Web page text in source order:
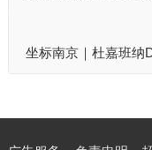
坐标南京｜杜嘉班纳